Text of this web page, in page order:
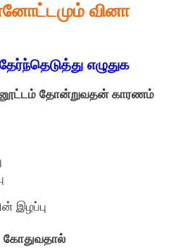
வினா
எழுதுக
தாேன்றுவதன் காரணம்
இழப்பு
காேதுவதால்